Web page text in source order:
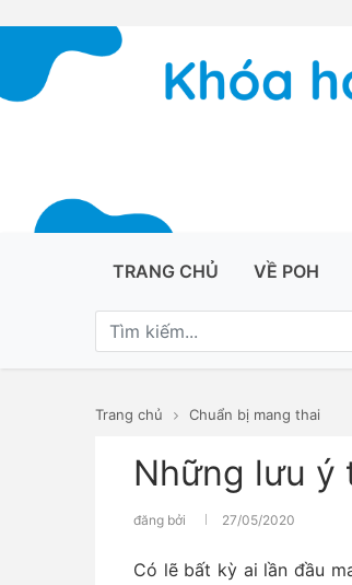
TRANG CHỦ VỀ POH
Trang chủ Chuẩn bị mang thai
Những lưu ý
đăng bởi 27/05/2020
Có lẽ bất kỳ ai lần đầu